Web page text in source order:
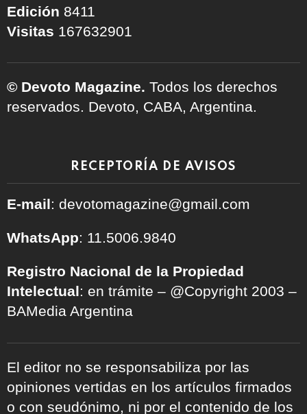
Edición 8411
Visitas 167632901
© Devoto Magazine. Todos los derechos
reservados. Devoto, CABA, Argentina.
RECEPTORÍA DE AVISOS
E-mail: devotomagazine@gmail.com
WhatsApp: 11.5006.9840
Registro Nacional de la Propiedad
Intelectual: en trámite – @Copyright 2003 –
BAMedia Argentina
El editor no se responsabiliza por las
opiniones vertidas en los artículos firmados
o con seudónimo, ni por el contenido de los